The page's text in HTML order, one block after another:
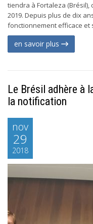
tiendra à Fortaleza
2019. Depuis plus de dix
fonctionnement efficace et
en savoir plus
Le Brésil adhère à
la notification
nov
29
2018